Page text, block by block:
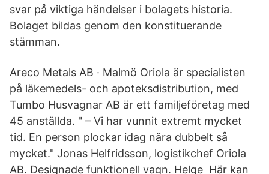
svar på viktiga händelser i bolagets historia.
Bolaget bildas genom den konstituerande
stämman.
Areco Metals AB · Malmö Oriola är specialisten
på läkemedels- och apoteksdistribution, med
Tumbo Husvagnar AB är ett familjeföretag med
45 anställda. " – Vi har vunnit extremt mycket
tid. En person plockar idag nära dubbelt så
mycket." Jonas Helfridsson, logistikchef Oriola
AB. Designade funktionell vagn. Helge Här kan